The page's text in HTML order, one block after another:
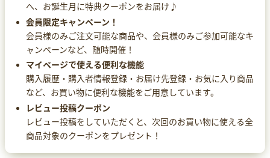
へ、お誕生月に特典クーポンをお届け♪
会員限定キャンペーン！
会員様のみご注文可能な商品や、会員様のみご参加可能なキ
ャンペーンなど、随時開催！
マイページで使える便利な機能
購入履歴・購入者情報登録・お届け先登録・お気に入り商品
など、お買い物に便利な機能をご用意しています。
レビュー投稿クーポン
レビュー投稿をしていただくと、次回のお買い物に使える全
商品対象のクーポンをプレゼント！